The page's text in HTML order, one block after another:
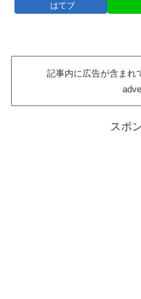
はてブ
記事内に広告が含まれ
スポ